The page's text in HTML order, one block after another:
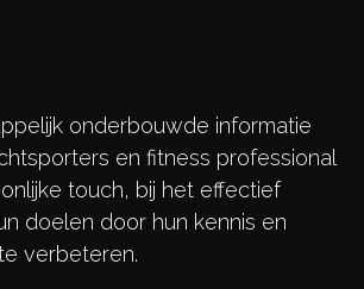
onderbouwde informatie
en fitness professional
touch, bij het effectief
doelen door hun kennis en
verbeteren.